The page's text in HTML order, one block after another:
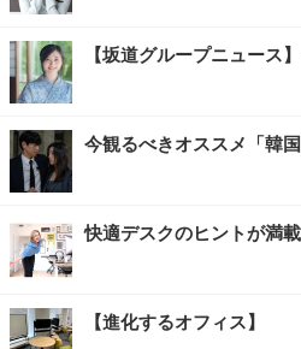
【坂道グループニュース
今観るべきオススメ「韓国
快適デスクのヒントが満
【進化するオフィス】